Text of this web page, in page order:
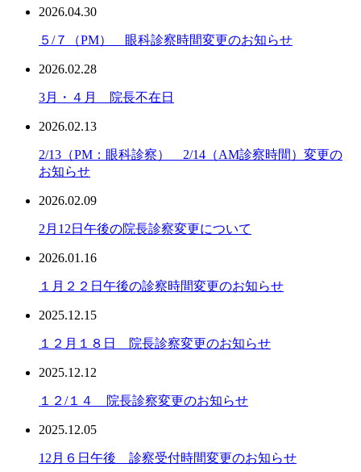
2026.04.30
５/７（PM） 眼科診察時間変更のお知らせ
2026.02.28
3月・４月 院長不在日
2026.02.13
2/13（PM：眼科診察） 2/14（AM診察時間）変更の
お知らせ
2026.02.09
2月12日午後の院長診察変更について
2026.01.16
１月２２日午後の診察時間変更のお知らせ
2025.12.15
１２月１８日 院長診察変更のお知らせ
2025.12.12
１２/１４ 院長診察変更のお知らせ
2025.12.05
12月６日午後 診察受付時間変更のお知らせ